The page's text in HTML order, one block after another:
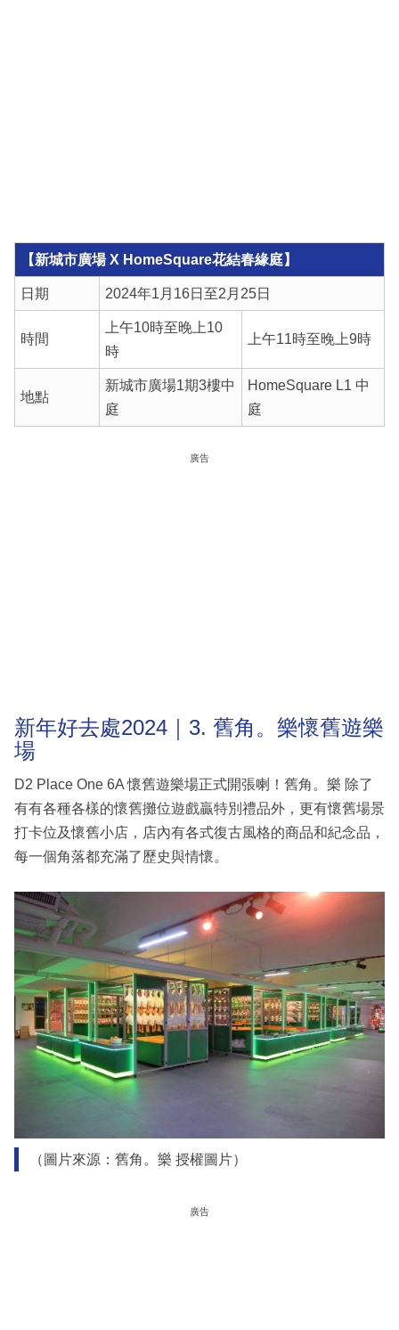
【新城市廣場 X HomeSquare花結春緣庭】
日期 2024年1月16日至2月25日
時間
上午10時至晚上10
時
上午11時至晚上9時
地點
新城市廣場1期3樓中
庭
HomeSquare L1 中
庭
廣告
新年好去處2024｜3. 舊角。樂懷舊遊樂
場
D2 Place One 6A 懷舊遊樂場正式開張喇！舊角。樂 除了
有有各種各樣的懷舊攤位遊戲贏特別禮品外，更有懷舊場景
打卡位及懷舊小店，店內有各式復古風格的商品和紀念品，
每一個角落都充滿了歷史與情懷。
（圖片來源：舊角。樂 授權圖片）
廣告